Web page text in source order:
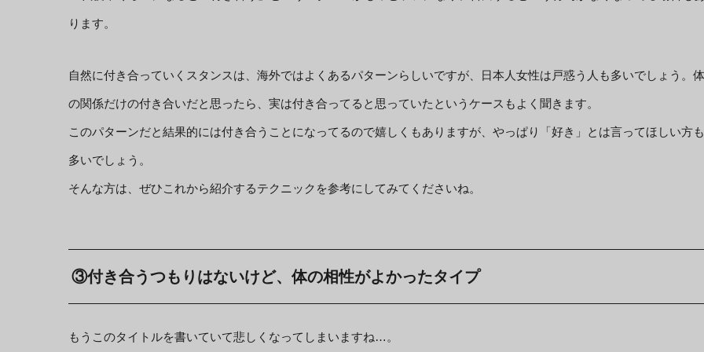
ります。
自然に付き合っていくスタンスは、海外ではよくあるパターンらしいですが、日本人女性は戸惑う人も多いでしょう。体
の関係だけの付き合いだと思ったら、実は付き合ってると思っていたというケースもよく聞きます。
このパターンだと結果的には付き合うことになってるので嬉しくもありますが、やっぱり「好き」とは言ってほしい方も
多いでしょう。
そんな方は、ぜひこれから紹介するテクニックを参考にしてみてくださいね。
③付き合うつもりはないけど、体の相性がよかったタイプ
もうこのタイトルを書いていて悲しくなってしまいますね…。